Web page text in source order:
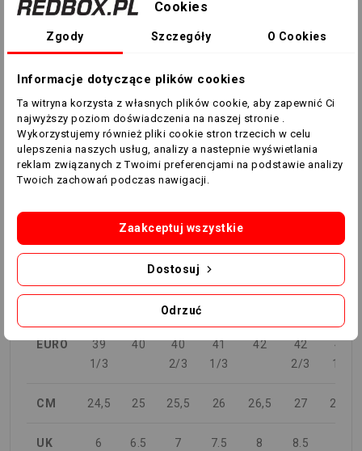
nadają całości klasyczny look.
Szczegóły:
Standardowy krój
Cholewka ze skóry z wywijanym językiem
Syntetyczna wyściółka
Formowana wkładka
Podeszwa zewnętrzna przystosowana do gry na
naturalnych nawierzchniach
Kod produktu: GY9045
TABELA ROZMIARÓW
EURO
39
1/3
40
40
2/3
41
1/3
42
42
2/3
43
1/3
CM 24,5 25 25,5 26 26,5 27 27,5
UK 6 6.5 7 7.5 8 8.5
Cookies
Zgody Szczegóły O Cookies
Informacje dotyczące plików cookies
Ta witryna korzysta z własnych plików cookie, aby zapewnić Ci
najwyższy poziom doświadczenia na naszej stronie .
Wykorzystujemy również pliki cookie stron trzecich w celu
ulepszenia naszych usług, analizy a nastepnie wyświetlania
reklam związanych z Twoimi preferencjami na podstawie analizy
Twoich zachowań podczas nawigacji.
Odrzuć
Dostosuj
Zaakceptuj wszystkie